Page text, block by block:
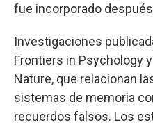
fue incorporado
Investigaciones
Frontiers in Psychology
Nature, que relacionan
sistemas de memoria
recuerdos falsos. Los